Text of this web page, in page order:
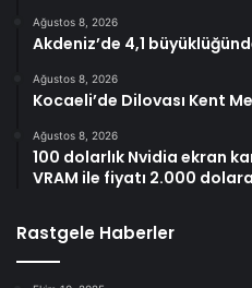
Ağustos 8, 2026
Akdeniz’de 4,1
Ağustos 8, 2026
Kocaeli’de Dilovası Kent
Ağustos 8, 2026
100 dolarlık Nvidia ekran
VRAM ile fiyatı 2.000 dolara
Rastgele Haberler